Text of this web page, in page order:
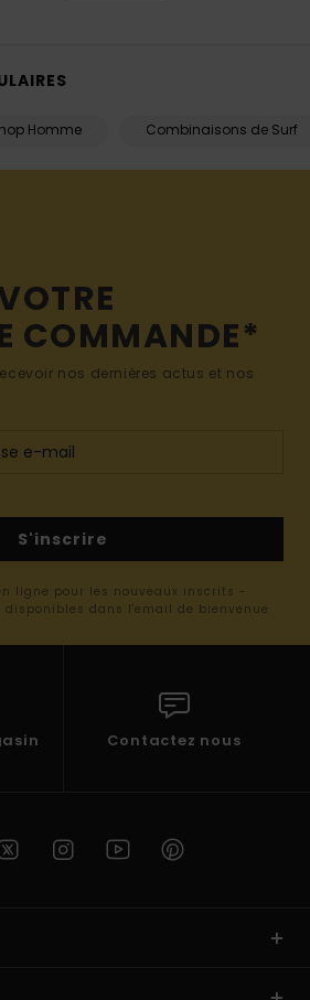
Homme Combinaisons de Surf
COMMANDE*
nos dernières actus et nos
S'inscrire
ligne pour les nouveaux inscrits -
dans l'email de bienvenue
Contactez nous